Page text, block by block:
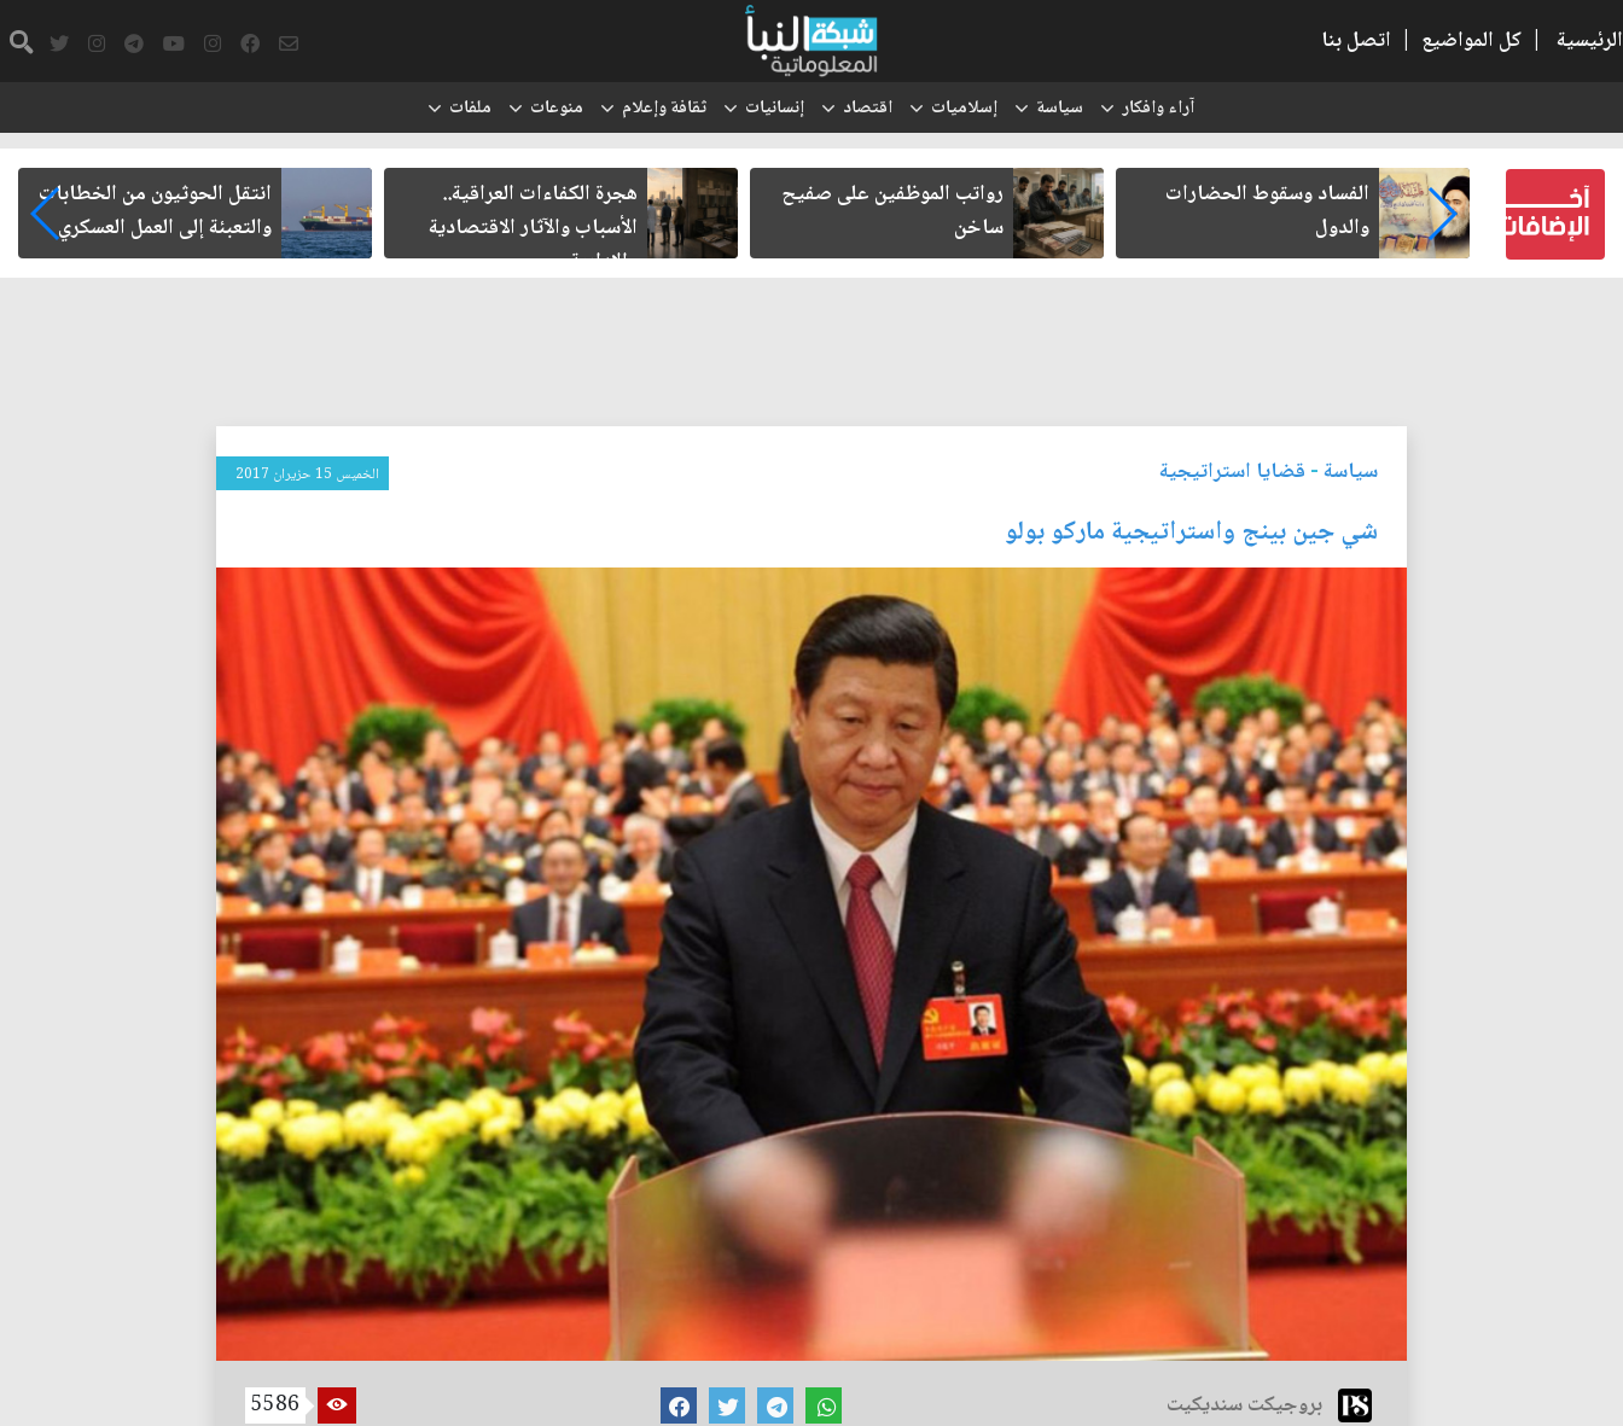
الرئيسية | كل المواضيع | اتصل بنا
آراء وافكار سياسة إسلاميات اقتصاد إنسانيات ثقافة وإعلام منوعات ملفات
كتب لنفسه
الفساد وسقوط الحضارات
والدول
رواتب الموظفين على صفيح
ساخن
هجرة الكفاءات العراقية..
الأسباب والآثار الاقتصادية
والإدارية
انتقل الحوثيون من الخطابات
والتعبئة إلى العمل العسكري
سياسة- قضايا استراتيجية الخميس 15 حزيران 2017
شي جين بينج واستراتيجية ماركو بولو
بروجيكت سنديكيت 5586